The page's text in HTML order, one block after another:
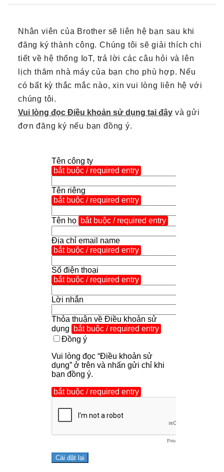
Nhân viên của Brother sẽ liên hệ bạn sau khi
đăng ký thành công. Chúng tôi sẽ giải thích chi
tiết về hệ thống IoT, trả lời các câu hỏi và lên
lịch thăm nhà máy của bạn cho phù hợp. Nếu
có bất kỳ thắc mắc nào, xin vui lòng liên hệ với
chúng tôi.
Vui lòng đọc Điều khoản sử dụng tại đây và gửi
đơn đăng ký nếu bạn đồng ý.